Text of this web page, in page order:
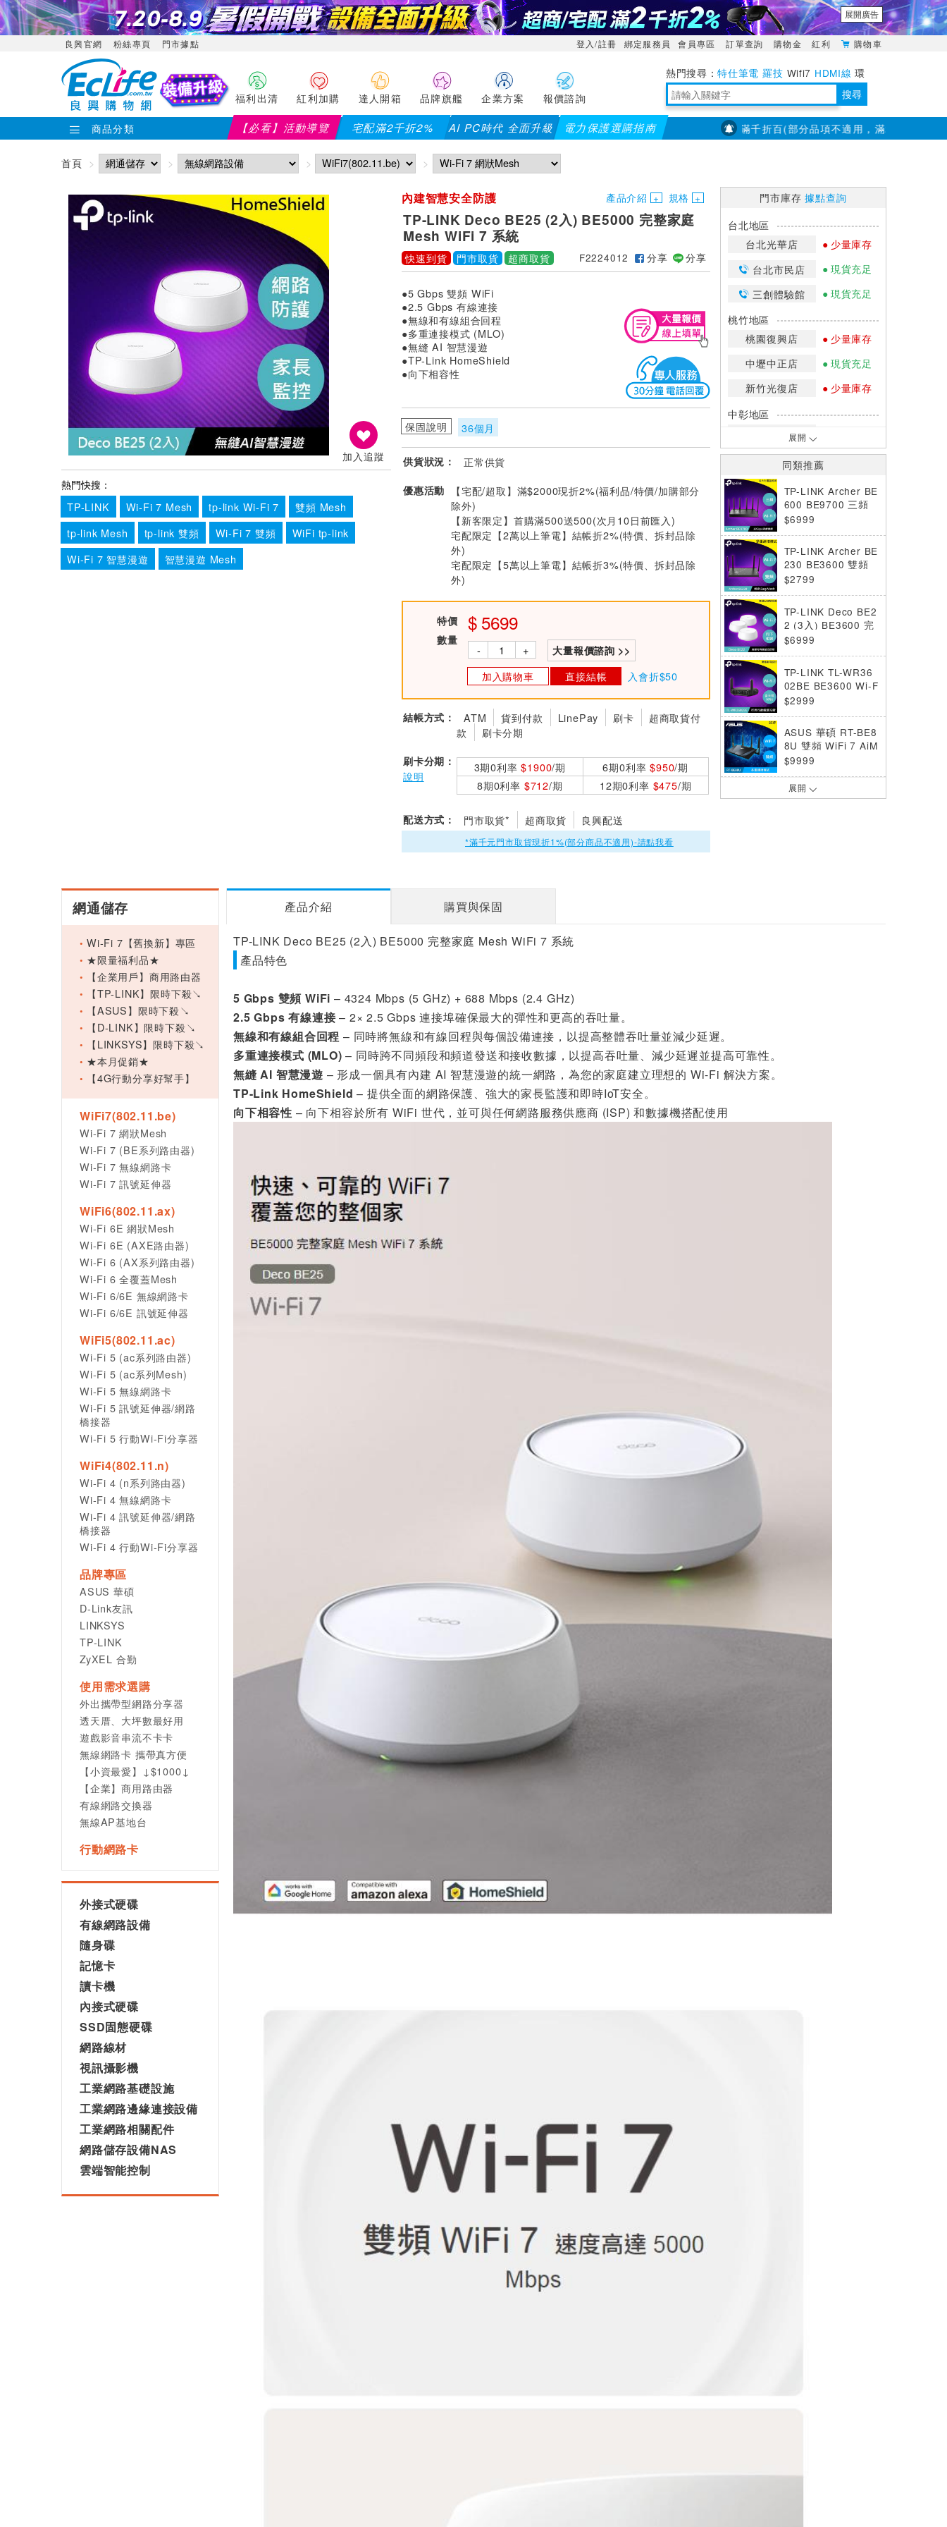
展開廣告
良興官網 粉絲專頁 門市據點 登入/註冊 綁定服務員 會員專區 訂單查詢 購物金 紅利 購物車
福利出清 紅利加購 達人開箱 品牌旗艦 企業方案 報價諮詢
特仕筆電 羅技 Wifi7 HDMI線 環
境量測 明緯POWER 搜尋
商品分類 【必看】活動導覽 宅配滿2千折2% AI PC時代 全面升級 電力保護選購指南【PX大通】全館滿千折百(部分品項不適用，滿2千折200...)
首頁
加入追蹤
熱門快搜：
TP-LINK
Wi-Fi 7 Mesh tp-link Wi-Fi 7
雙頻 Mesh
tp-link Mesh
tp-link 雙頻 Wi-Fi 7 雙頻
WiFi tp-link
Wi-Fi 7 智慧漫遊
智慧漫遊 Mesh
內建智慧安全防護 產品介紹 規格
TP-LINK Deco BE25 (2入) BE5000 完整家庭
Mesh WiFi 7 系統
快速到貨 門市取貨 超商取貨 F2224012 分享 分享
●5 Gbps 雙頻 WiFi
●2.5 Gbps 有線連接
●無線和有線組合回程
●多重連接模式 (MLO)
●無縫 AI 智慧漫遊
●TP-Link HomeShield
●向下相容性
保固說明 36個月
供貨狀況： 正常供貨
優惠活動
【宅配/超取】滿$2000現折2%(福利品/特價/加購部分
除外)
【新客限定】首購滿500送500(次月10日前匯入)
宅配限定【2萬以上筆電】結帳折2%(特價、拆封品除
外)
宅配限定【5萬以上筆電】結帳折3%(特價、拆封品除
外)
特價 5699
數量
- + 大量報價諮詢 >>
加入購物車 直接結帳 入會折$50
結帳方式： ATM 貨到付款 LinePay 刷卡
超商取貨付
款
刷卡分期
刷卡分期：
說明
3期0利率$1900/期 6期0利率$950/期
8期0利率 $712/期 12期0利率 $475/期
配送方式： 門市取貨* 超商取貨 良興配送
*滿千元門市取貨現折1%(部分商品不適用)-請點我看
門市庫存據點查詢
台北地區
台北光華店
少量庫存
台北市民店
現貨充足
三創體驗館
現貨充足
桃竹地區
桃園復興店
少量庫存
中壢中正店
現貨充足
新竹光復店
少量庫存
中彰地區
台中英才店
嘉南地區
高雄中華店
高雄鳳山店
現貨充足
*庫存數量：網路訂購(0)、少量庫存
(1~2)、現貨充足(3以上)。
*門市庫存以店內實際數量為準，可使
用專人服務或撥打門市電話洽詢。
展開
同類推薦
TP-LINK Archer BE
600 BE9700 三頻
Wi-Fi 7 路由器
$6999
TP-LINK Archer BE
230 BE3600 雙頻
Wi-Fi 7 路由器
$2799
TP-LINK Deco BE2
2 (3入) BE3600 完
整家庭 Mesh WiFi
$6999
TP-LINK TL-WR36
02BE BE3600 Wi-F
i 7 便攜式路由器
$2999
ASUS 華碩 RT-BE8
8U 雙頻 WiFi 7 AiM
esh 可擴充路由器
$9999
ASUS 華碩 ZenWiF
E230 BE3600 雙頻
展開
網通儲存
Wi-Fi 7【舊換新】專區
★限量福利品★
【企業用戶】商用路由器
【TP-LINK】限時下殺↘
【ASUS】限時下殺↘
【D-LINK】限時下殺↘
【LINKSYS】限時下殺↘
★本月促銷★
【4G行動分享好幫手】
WiFi7(802.11.be)
Wi-Fi 7 網狀Mesh
Wi-Fi 7 (BE系列路由器)
Wi-Fi 7 無線網路卡
Wi-Fi 7 訊號延伸器
WiFi6(802.11.ax)
Wi-Fi 6E 網狀Mesh
Wi-Fi 6E (AXE路由器)
Wi-Fi 6 (AX系列路由器)
Wi-Fi 6 全覆蓋Mesh
Wi-Fi 6/6E 無線網路卡
Wi-Fi 6/6E 訊號延伸器
WiFi5(802.11.ac)
Wi-Fi 5 (ac系列路由器)
Wi-Fi 5 (ac系列Mesh)
Wi-Fi 5 無線網路卡
Wi-Fi 5 訊號延伸器/網路
橋接器
Wi-Fi 5 行動Wi-Fi分享器
WiFi4(802.11.n)
Wi-Fi 4 (n系列路由器)
Wi-Fi 4 無線網路卡
Wi-Fi 4 訊號延伸器/網路
橋接器
Wi-Fi 4 行動Wi-Fi分享器
品牌專區
ASUS 華碩
D-Link友訊
LINKSYS
TP-LINK
ZyXEL 合勤
使用需求選購
外出攜帶型網路分享器
透天厝、大坪數最好用
遊戲影音串流不卡卡
無線網路卡 攜帶真方便
【小資最愛】↓$1000↓
【企業】商用路由器
有線網路交換器
無線AP基地台
行動網路卡
外接式硬碟
有線網路設備
隨身碟
記憶卡
讀卡機
內接式硬碟
SSD固態硬碟
網路線材
視訊攝影機
工業網路基礎設施
工業網路邊緣連接設備
工業網路相關配件
網路儲存設備NAS
雲端智能控制
產品介紹 購買與保固
TP-LINK Deco BE25 (2入) BE5000 完整家庭 Mesh WiFi 7 系統
產品特色
5 Gbps 雙頻 WiFi – 4324 Mbps (5 GHz) + 688 Mbps (2.4 GHz)
2.5 Gbps 有線連接– 2× 2.5 Gbps 連接埠確保最大的彈性和更高的吞吐量。
無線和有線組合回程 – 同時將無線和有線回程與每個設備連接，以提高整體吞吐量並減少延遲。
多重連接模式 (MLO) – 同時跨不同頻段和頻道發送和接收數據，以提高吞吐量、減少延遲並提高可靠性。
無縫 AI 智慧漫遊 – 形成一個具有內建 AI 智慧漫遊的統一網路，為您的家庭建立理想的 Wi-Fi 解決方案。
TP-Link HomeShield – 提供全面的網路保護、強大的家長監護和即時IoT安全。
向下相容性 – 向下相容於所有 WiFi 世代，並可與任何網路服務供應商 (ISP) 和數據機搭配使用